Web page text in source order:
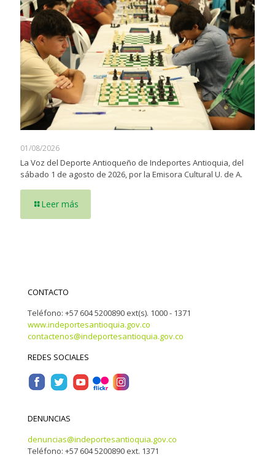
01/08/2026
La Voz del Deporte Antioqueño de Indeportes Antioquia, del
sábado 1 de agosto de 2026, por la Emisora Cultural U. de A.
Leer más
CONTACTO
Teléfono: +57 604 5200890 ext(s). 1000 - 1371
www.indeportesantioquia.gov.co
contactenos@indeportesantioquia.gov.co
REDES SOCIALES
DENUNCIAS
denuncias@indeportesantioquia.gov.co
Teléfono: +57 604 5200890 ext. 1371